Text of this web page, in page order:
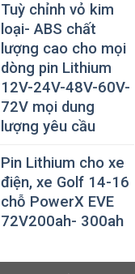
Tuỳ chỉnh vỏ kim
loại- ABS chất
lượng cao cho mọi
dòng pin Lithium
12V-24V-48V-60V-
72V mọi dung
lượng yêu cầu
Pin Lithium cho xe
điện, xe Golf 14-16
chỗ PowerX EVE
72V200ah- 300ah